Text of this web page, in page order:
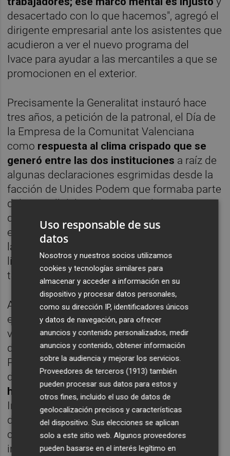
desacertado con lo que hacemos", agregó el
dirigente empresarial ante los asistentes que
acudieron a ver el nuevo programa del
Ivace para ayudar a las mercantiles a que se
promocionen en el exterior.
Precisamente la Generalitat instauró hace
tres años, a petición de la patronal, el Día de
la Empresa de la Comunitat Valenciana
como respuesta al clima crispado que se
generó entre las dos instituciones a raíz de
algunas declaraciones esgrimidas desde la
facción de Unides Podem que formaba parte
del Consell del Botánico. Bajo la premisa
de reconocer el papel "fundamental" en la
economía y "el progreso de la sociedad" de
las empresas, el Ejecutivo valenciano
liderado por Ximo Puig trató de rebajar la
tensión provocada por sus socios.
Aunque en años anteriores se celebró
expresamente este día de la empresa
valenciana, este año se ha enmarcado
dentro de la presentación del Plan de
Promoción Exterior de Ivace+i Internacional,
de modo quela conmemoración ha pasado
ha un segundo plano
. La consellera de
Industria,Marián Cano, destacó la idoneidad
de hacer coincidir la celebración de este año
con la presentación de este programa que
incluye un plan especial para el comercio
Uso responsable de sus
datos
Nosotros y nuestros socios utilizamos
cookies y tecnologías similares para
almacenar y acceder a información en su
dispositivo y procesar datos personales,
como su dirección IP, identificadores únicos
y datos de navegación, para ofrecer
anuncios y contenido personalizados, medir
anuncios y contenido, obtener información
sobre la audiencia y mejorar los servicios.
Proveedores de terceros (1913) también
pueden procesar sus datos para estos y
otros fines, incluido el uso de datos de
geolocalización precisos y características
del dispositivo. Sus elecciones se aplican
solo a este sitio web. Algunos proveedores
pueden basarse en el interés legítimo en